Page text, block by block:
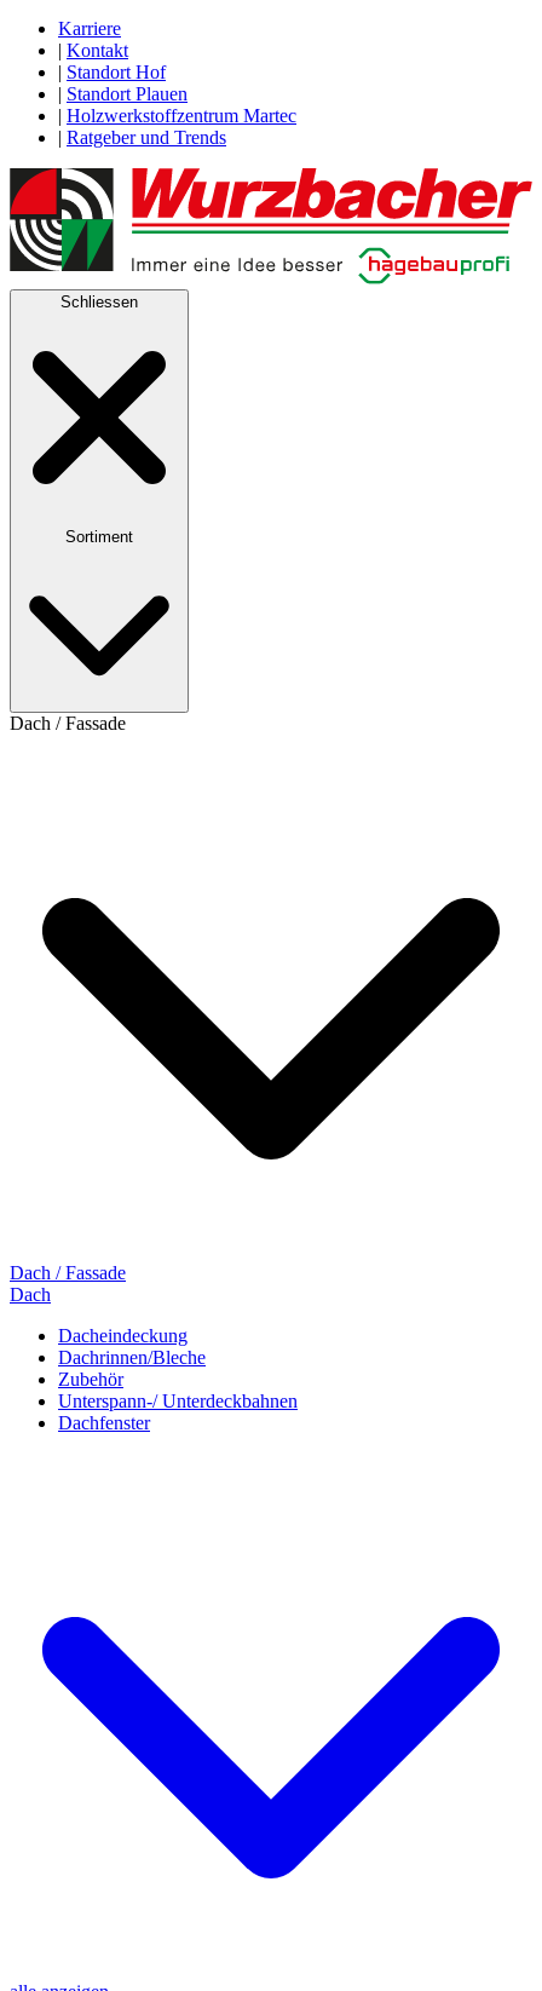
Karriere
| Kontakt
| Standort Hof
| Standort Plauen
| Holzwerkstoffzentrum Martec
| Ratgeber und Trends
Schliessen
Sortiment
Dach / Fassade
Dach / Fassade
Dach
Dacheindeckung
Dachrinnen/Bleche
Zubehör
Unterspann-/ Unterdeckbahnen
Dachfenster